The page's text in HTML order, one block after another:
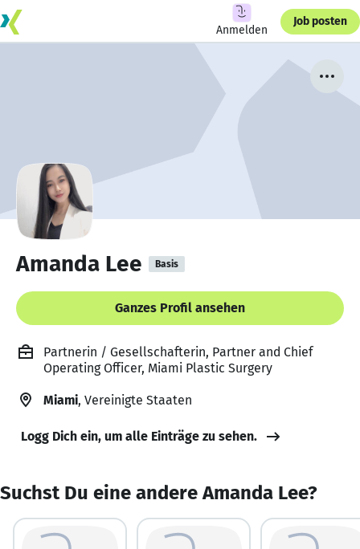
Anmelden
Job posten
Amanda Lee Basis
Ganzes Profil ansehen
Partnerin / Gesellschafterin, Partner and Chief
Operating Officer, Miami Plastic Surgery
Miami, Vereinigte Staaten
Logg Dich ein, um alle Einträge zu sehen.
Suchst Du eine andere Amanda Lee?